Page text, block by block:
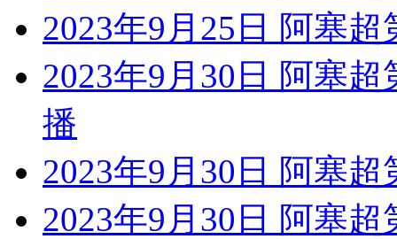
2023年9月25日 阿塞
2023年9月30日 阿塞
播
2023年9月30日 阿塞
2023年9月30日 阿塞